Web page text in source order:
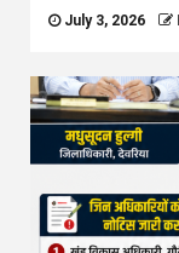
July 3, 2026